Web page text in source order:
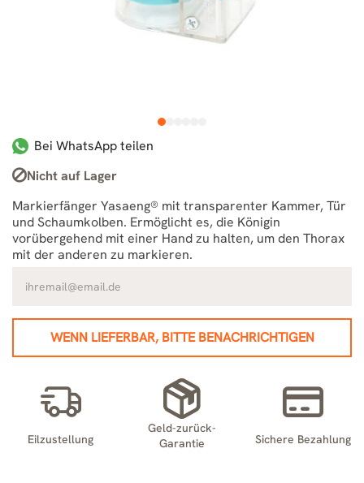
1
Bei WhatsApp teilen
Nicht auf Lager
Markierfänger Yasaeng® mit transparenter Kammer, Tür
und Schaumkolben. Ermöglicht es, die Königin
vorübergehend mit einer Hand zu halten, um den Thorax
mit der anderen zu markieren.
WENN LIEFERBAR, BITTE BENACHRICHTIGEN
Eilzustellung
Geld-zurück-
Garantie
Sichere Bezahlung